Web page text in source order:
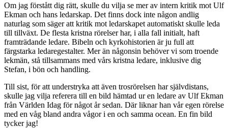
Om jag förstått dig rätt, skulle du vilja se mer av intern kritik mot Ulf
Ekman och hans ledarskap. Det finns dock inte någon andlig
naturlag som säger att kritik mot ledarskapet automatiskt skulle leda
till tillväxt. De flesta kristna rörelser har, i alla fall initialt, haft
framträdande ledare. Bibeln och kyrkohistorien är ju full att
färgstarka ledaregestalter. Mer än någonsin behöver vi som troende
lekmän, stå tillsammans med vårs kristna ledare, inklusive dig
Stefan, i bön och handling.
Till sist, för att understryka att även trosrörelsen har självdistans,
skulle jag vilja referera till en bild hämtad ur en ledare av Ulf Ekman
från Världen Idag för något år sedan. Där liknar han vår egen rörelse
med en våg bland andra vågor i en och samma ocean. En fin bild
tycker jag!